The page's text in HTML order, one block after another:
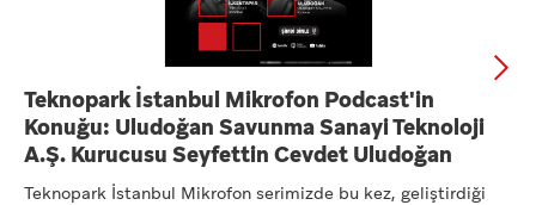
Teknopark İstanbul Mikrofon Podcast'in
Konuğu: Uludoğan Savunma Sanayi Teknoloji
A.Ş. Kurucusu Seyfettin Cevdet Uludoğan
Teknopark İstanbul Mikrofon serimizde bu kez, geliştirdiği